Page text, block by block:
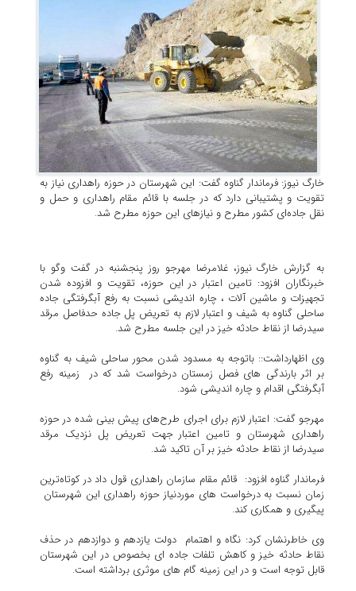
خارگ نیوز: فرماندار گناوه گفت: این شهرستان در حوزه راهداری نیاز به
تقویت و پشتیبانی دارد که در جلسه با قائم مقام راهداری و حمل و
نقل جاده‌ای کشور مطرح و نیازهای این حوزه مطرح شد.
به گزارش خارگ نیوز، غلامرضا مهرجو روز پنجشنبه در گفت وگو با
خبرنگاران افزود: تامین اعتبار در این حوزه، تقویت و افزوده شدن
تجهیزات و ماشین آلات ، چاره اندیشی نسبت به رفع آبگرفتگی جاده
ساحلی گناوه به شیف و اعتبار لازم به تعریض پل جاده حدفاصل مرقد
سیدرضا از نقاط حادثه خیز در این جلسه مطرح شد.
وی اظهارداشت:: باتوجه به مسدود شدن محور ساحلی شیف به گناوه
بر اثر بارندگی های فصل زمستان درخواست شد که در زمینه رفع
آبگرفتگی اقدام و چاره اندیشی شود.
مهرجو گفت: اعتبار لازم برای اجرای طرح‌های پیش بینی شده در حوزه
راهداری شهرستان و تامین اعتبار جهت تعریض پل نزدیک مرقد
سیدرضا از نقاط حادثه خیز بر آن تاکید شد.
فرماندار گناوه افزود: قائم مقام سازمان راهداری قول داد در کوتاه‌ترین
زمان نسبت به درخواست های موردنیاز حوزه راهداری این شهرستان
پیگیری و همکاری کند.
وی خاطرنشان کرد: نگاه و اهتمام دولت یازدهم و دوازدهم در حذف
نقاط حادثه خیز و کاهش تلفات جاده ای بخصوص در این شهرستان
قابل توجه است و در این زمینه گام های موثری برداشته است.